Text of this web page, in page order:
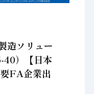
造ソリュー
）【日本
FA企業出